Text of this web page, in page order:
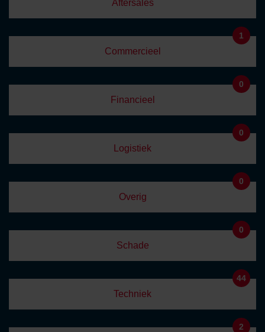
Aftersales
Commercieel
1
Financieel
0
Logistiek
0
Overig
0
Schade
0
Techniek
44
2